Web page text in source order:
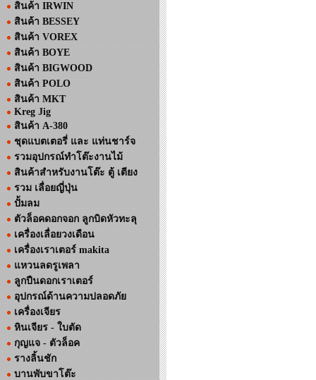
สินค้า IRWIN
สินค้า BESSEY
สินค้า VOREX
สินค้า BOYE
สินค้า BIGWOOD
สินค้า POLO
สินค้า MKT
Kreg Jig
สินค้า A-380
ชุดแบตเตอรี่ และ แท่นชาร์จ
รวมอุปกรณ์ทำโต๊ะงานไม้
สินค้าสำหรับงานโต๊ะ ตู้ เตียง
รวม เลื่อยญี่ปุ่น
ปั้มลม
ตัวล็อคดอกจอก ลูกบิดหัวทะลุ
เครื่องเลื่อยวงเดือน
เครื่องเราเตอร์ makita
แหวนลดรูเพลา
ลูกปืนดอกเราเตอร์
อุปกรณ์ด้านความปลอดภัย
เครื่องเจียร
หินเจียร - ใบตัด
กุญแจ - ตัวล็อค
รางลิ้นชัก
บานพับขาโต๊ะ